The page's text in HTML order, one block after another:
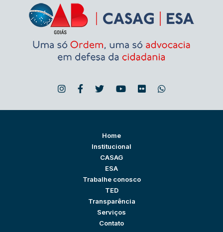
Home
Institucional
CASAG
ESA
Trabalhe conosco
TED
Transparência
Serviços
Contato